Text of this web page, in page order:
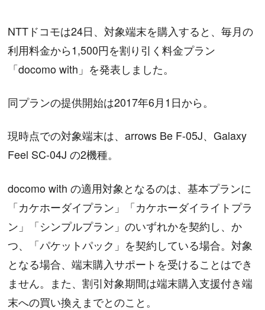
NTTドコモは24日、対象端末を購入すると、毎月の
利用料金から1,500円を割り引く料金プラン
「docomo with」を発表しました。
同プランの提供開始は2017年6月1日から。
現時点での対象端末は、arrows Be F-05J、Galaxy
Feel SC-04J の2機種。
docomo with の適用対象となるのは、基本プランに
「カケホーダイプラン」「カケホーダイライトプラ
ン」「シンプルプラン」のいずれかを契約し、か
つ、「パケットパック」を契約している場合。対象
となる場合、端末購入サポートを受けることはでき
ません。また、割引対象期間は端末購入支援付き端
末への買い換えまでとのこと。